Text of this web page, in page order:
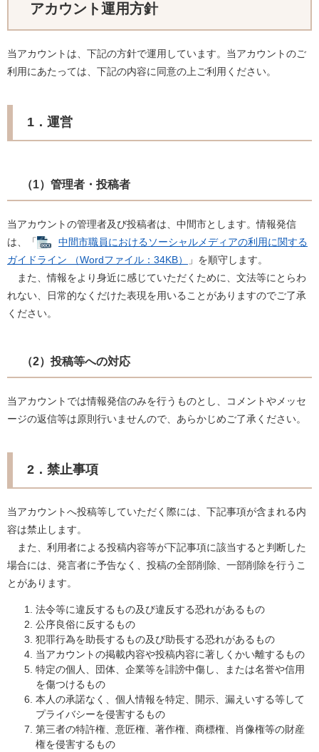
アカウント運用方針
当アカウントは、下記の方針で運用しています。当アカウントのご
利用にあたっては、下記の内容に同意の上ご利用ください。
1．運営
（1）管理者・投稿者
当アカウントの管理者及び投稿者は、中間市とします。情報発信
は、「
中間市職員におけるソーシャルメディアの利用に関する
ガイドライン （Wordファイル：34KB）
」を順守します。
また、情報をより身近に感じていただくために、文法等にとらわ
れない、日常的なくだけた表現を用いることがありますのでご了承
ください。
（2）投稿等への対応
当アカウントでは情報発信のみを行うものとし、コメントやメッセ
ージの返信等は原則行いませんので、あらかじめご了承ください。
2．禁止事項
当アカウントへ投稿等していただく際には、下記事項が含まれる内
容は禁止します。
また、利用者による投稿内容等が下記事項に該当すると判断した
場合には、発言者に予告なく、投稿の全部削除、一部削除を行うこ
とがあります。
法令等に違反するもの及び違反する恐れがあるもの
公序良俗に反するもの
犯罪行為を助長するもの及び助長する恐れがあるもの
当アカウントの掲載内容や投稿内容に著しくかい離するもの
特定の個人、団体、企業等を誹謗中傷し、または名誉や信用
を傷つけるもの
本人の承諾なく、個人情報を特定、開示、漏えいする等して
プライバシーを侵害するもの
第三者の特許権、意匠権、著作権、商標権、肖像権等の財産
権を侵害するもの